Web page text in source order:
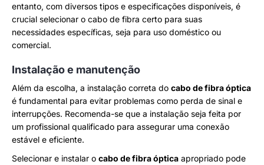
entanto, com diversos tipos e especificações disponíveis, é
crucial selecionar o cabo de fibra certo para suas
necessidades específicas, seja para uso doméstico ou
comercial.
Instalação e manutenção
Além da escolha, a instalação correta do cabo de fibra óptica
é fundamental para evitar problemas como perda de sinal e
interrupções. Recomenda-se que a instalação seja feita por
um profissional qualificado para assegurar uma conexão
estável e eficiente.
Selecionar e instalar o cabo de fibra óptica apropriado pode